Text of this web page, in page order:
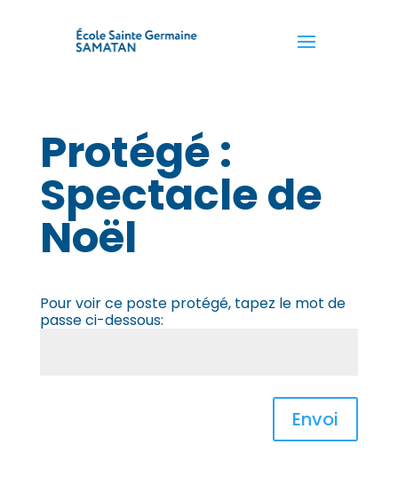
Protégé :
Spectacle de
Noël
Pour voir ce poste protégé, tapez le mot de
passe ci-dessous:
Envoi